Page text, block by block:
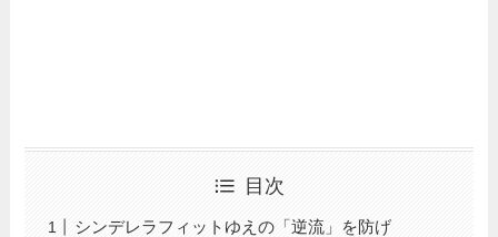
目次
シンデレラフィットゆえの「逆流」を防げ